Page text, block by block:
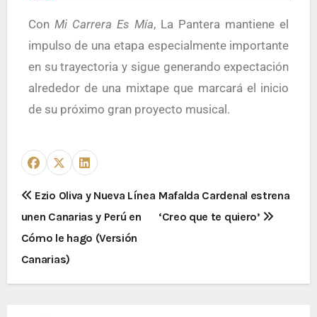
Con Mi Carrera Es Mía, La Pantera mantiene el
impulso de una etapa especialmente importante
en su trayectoria y sigue generando expectación
alrededor de una mixtape que marcará el inicio
de su próximo gran proyecto musical.
Ezio Oliva y Nueva Línea
unen Canarias y Perú en
Cómo le hago (Versión
Canarias)
Mafalda Cardenal estrena
‘Creo que te quiero’